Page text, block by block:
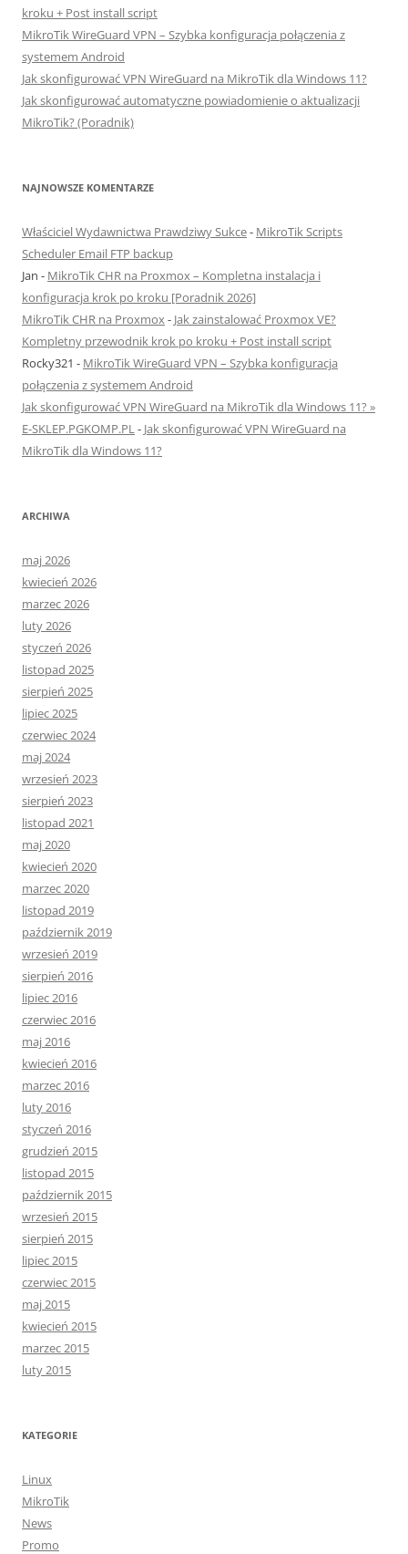
kroku + Post install script
MikroTik WireGuard VPN – Szybka konfiguracja połączenia z
systemem Android
Jak skonfigurować VPN WireGuard na MikroTik dla Windows 11?
Jak skonfigurować automatyczne powiadomienie o aktualizacji
MikroTik? (Poradnik)
NAJNOWSZE KOMENTARZE
Właściciel Wydawnictwa Prawdziwy Sukce- MikroTik Scripts
Scheduler Email FTP backup
Jan - MikroTik CHR na Proxmox – Kompletna instalacja i
konfiguracja krok po kroku [Poradnik 2026]
MikroTik CHR na Proxmox- Jak zainstalować Proxmox VE?
Kompletny przewodnik krok po kroku + Post install script
Rocky321 - MikroTik WireGuard VPN – Szybka konfiguracja
połączenia z systemem Android
Jak skonfigurować VPN WireGuard na MikroTik dla Windows 11? »
E-SKLEP.PGKOMP.PL- Jak skonfigurować VPN WireGuard na
MikroTik dla Windows 11?
ARCHIWA
maj 2026
kwiecień 2026
marzec 2026
luty 2026
styczeń 2026
listopad 2025
sierpień 2025
lipiec 2025
czerwiec 2024
maj 2024
wrzesień 2023
sierpień 2023
listopad 2021
maj 2020
kwiecień 2020
marzec 2020
listopad 2019
październik 2019
wrzesień 2019
sierpień 2016
lipiec 2016
czerwiec 2016
maj 2016
kwiecień 2016
marzec 2016
luty 2016
styczeń 2016
grudzień 2015
listopad 2015
październik 2015
wrzesień 2015
sierpień 2015
lipiec 2015
czerwiec 2015
maj 2015
kwiecień 2015
marzec 2015
luty 2015
KATEGORIE
Linux
MikroTik
News
Promo